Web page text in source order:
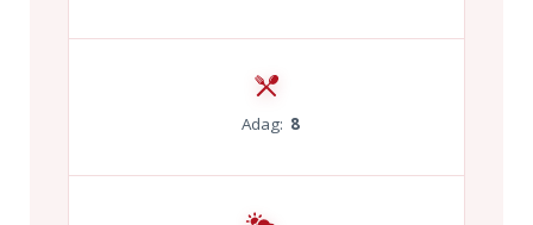
Adag: 8